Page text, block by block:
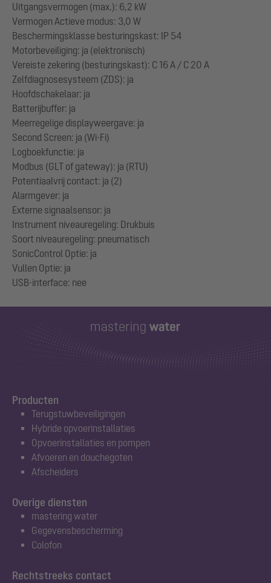
Uitgangsvermogen (max.): 6,2 kW
Vermogen Actieve modus: 3,0 W
Beschermingsklasse besturingskast: IP 54
Motorbeveiliging: ja (elektronisch)
Vereiste zekering (besturingskast): C 16 A / C 20 A
Zelfdiagnosesysteem (ZDS): ja
Hoofdschakelaar: ja
Batterijbuffer: ja
Meerregelige displayweergave: ja
Second Screen: ja (Wi-Fi)
Logboekfunctie: ja
Modbus (GLT of gateway): ja (RTU)
Potentiaalvrij contact: ja (2)
Alarmgever: ja
Externe signaalsensor: ja
Instrument niveauregeling: Drukbuis
Soort niveauregeling: pneumatisch
SonicControl Optie: ja
Vullen Optie: ja
Producten
Terugstuwbeveiligingen
Hybride opvoerinstallaties
Opvoerinstallaties en pompen
Afvoeren en douchegoten
Afscheiders
Rechtstreeks contact
Overige diensten
mastering water
Gegevensbescherming
Colofon